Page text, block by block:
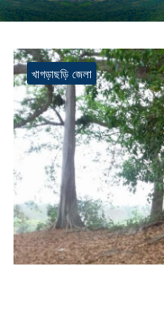
খাগড়াছড়ি জেলা